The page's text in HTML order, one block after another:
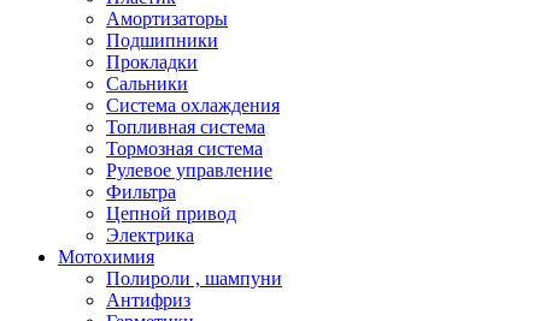
Амортизаторы
Подшипники
Прокладки
Сальники
Система охлаждения
Топливная система
Тормозная система
Рулевое управление
Фильтра
Цепной привод
Электрика
Мотохимия
Полироли , шампуни
Антифриз